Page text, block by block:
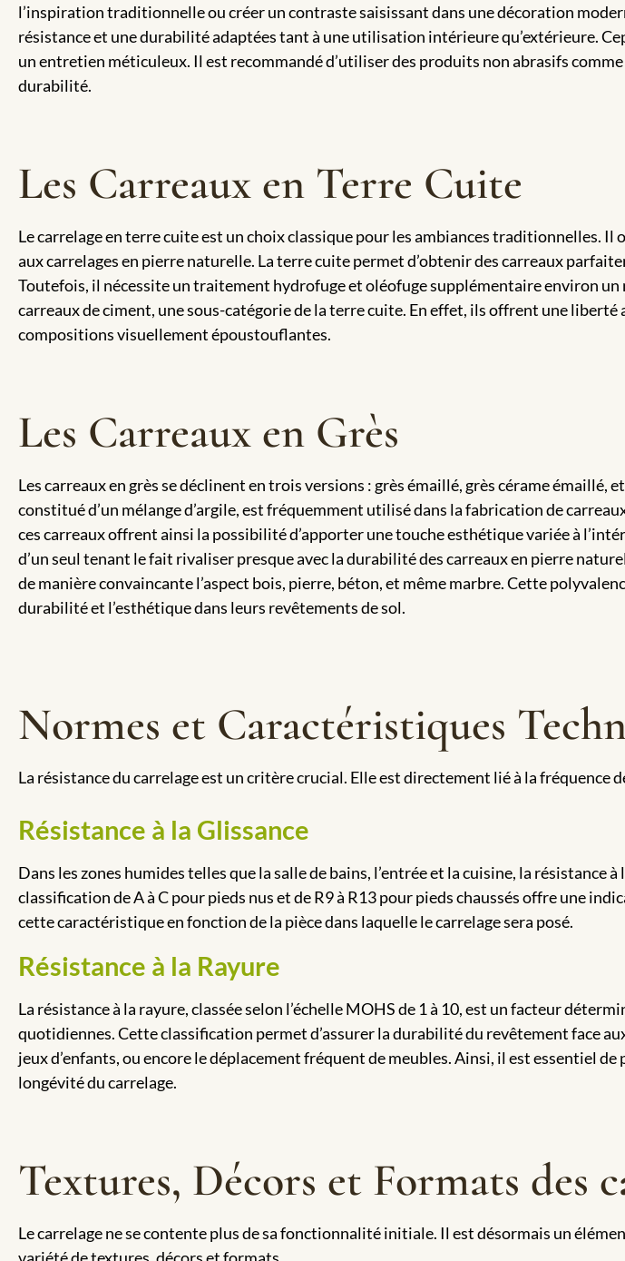
l’inspiration traditionnelle ou créer un contraste saisissant dans une décoration
résistance et une durabilité adaptées tant à une utilisation intérieure qu’extérieure.
un entretien méticuleux. Il est recommandé d’utiliser des produits non abrasifs
durabilité.
Les Carreaux en Terre Cuite
Le carrelage en terre cuite est un choix classique pour les ambiances traditionnelles.
aux carrelages en pierre naturelle. La terre cuite permet d’obtenir des carreaux
Toutefois, il nécessite un traitement hydrofuge et oléofuge supplémentaire environ un
carreaux de ciment, une sous-catégorie de la terre cuite. En effet, ils offrent une
compositions visuellement époustouflantes.
Les Carreaux en Grès
Les carreaux en grès se déclinent en trois versions : grès émaillé, grès cérame émaillé,
constitué d’un mélange d’argile, est fréquemment utilisé dans la fabrication de
ces carreaux offrent ainsi la possibilité d’apporter une touche esthétique variée à
d’un seul tenant le fait rivaliser presque avec la durabilité des carreaux en pierre
de manière convaincante l’aspect bois, pierre, béton, et même marbre. Cette
durabilité et l’esthétique dans leurs revêtements de sol.
Normes et Caractéristiques
La résistance du carrelage est un critère crucial. Elle est directement lié à la fréquence
Résistance à la Glissance
Dans les zones humides telles que la salle de bains, l’entrée et la cuisine, la résistance
classification de A à C pour pieds nus et de R9 à R13 pour pieds chaussés offre une
cette caractéristique en fonction de la pièce dans laquelle le carrelage sera posé.
Résistance à la Rayure
La résistance à la rayure, classée selon l’échelle MOHS de 1 à 10, est un facteur
quotidiennes. Cette classification permet d’assurer la durabilité du revêtement face
jeux d’enfants, ou encore le déplacement fréquent de meubles. Ainsi, il est essentiel
longévité du carrelage.
Textures, Décors et Formats des
Le carrelage ne se contente plus de sa fonctionnalité initiale. Il est désormais un